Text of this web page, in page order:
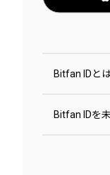
Bitfan IDと
Bitfan IDを